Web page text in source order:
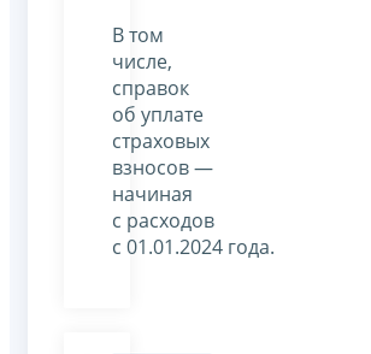
В том
числе,
справок
об уплате
страховых
взносов —
начиная
с расходов
с 01.01.2024 года.